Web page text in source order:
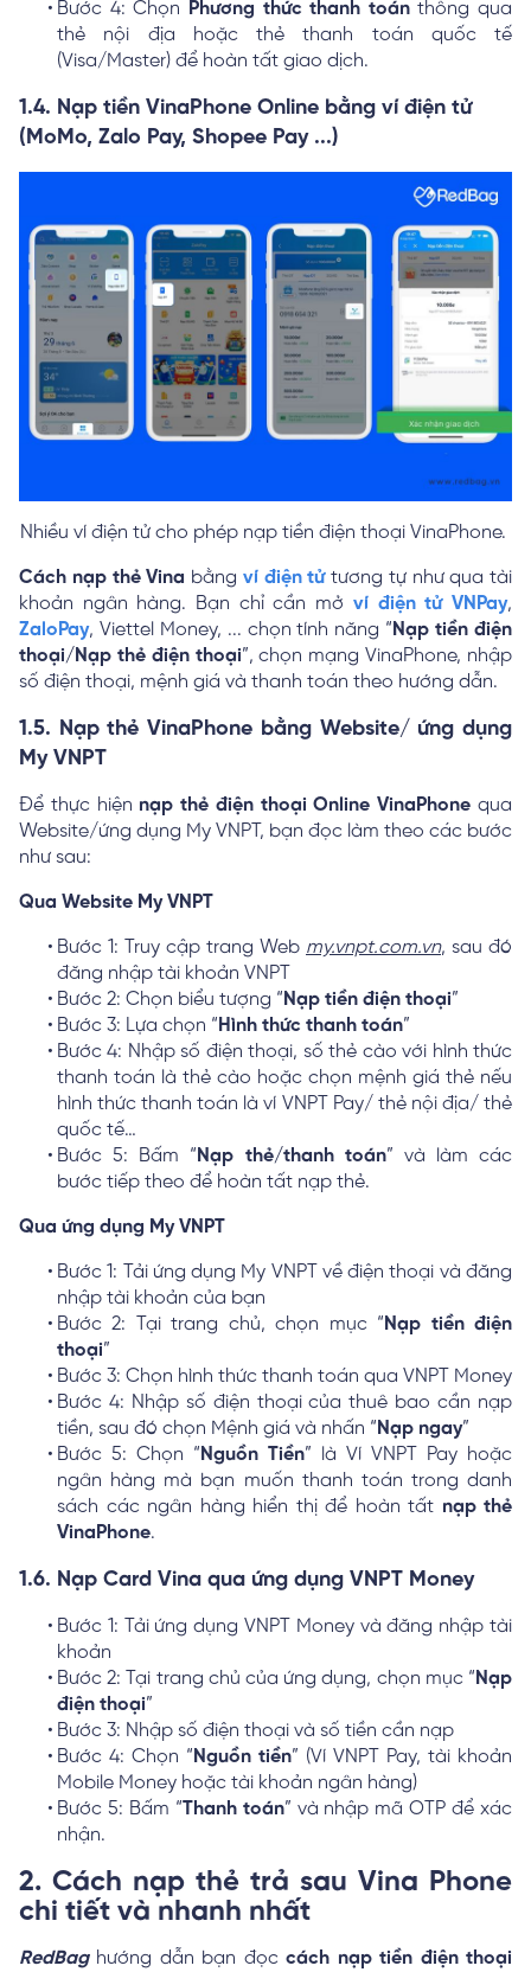
Bước 4: Chọn Phương thức thanh toánthông qua
thẻ nội địa hoặc thẻ thanh toán quốc tế
(Visa/Master) để hoàn tất giao dịch.
1.4. Nạp tiền VinaPhone Online bằng ví điện tử
(MoMo, Zalo Pay, Shopee Pay ...)
Nhiều ví điện tử cho phép nạp tiền điện thoại VinaPhone.
Cách nạp thẻ Vina bằng ví điện tửtương tự như qua tài
khoản ngân hàng. Bạn chỉ cần mở ví điện tử VNPay,
ZaloPay, Viettel Money, ... chọn tính năng “ Nạp tiền điện
thoại/Nạp thẻ điện thoại”, chọn mạng VinaPhone, nhập
số điện thoại, mệnh giá và thanh toán theo hướng dẫn.
1.5. Nạp thẻ VinaPhone bằng Website/ ứng dụng
My VNPT
Để thực hiện nạp thẻ điện thoại Online VinaPhone qua
Website/ứng dụng My VNPT, bạn đọc làm theo các bước
như sau:
Qua Website My VNPT
Bước 1: Truy cập trang Web my.vnpt.com.vn, sau đó
đăng nhập tài khoản VNPT
Bước 2: Chọn biểu tượng “ Nạp tiền điện thoại”
Bước 3: Lựa chọn “ Hình thức thanh toán”
Bước 4: Nhập số điện thoại, số thẻ cào với hình thức
thanh toán là thẻ cào hoặc chọn mệnh giá thẻ nếu
hình thức thanh toán là ví VNPT Pay/ thẻ nội địa/ thẻ
quốc tế…
Bước 5: Bấm “ Nạp thẻ/thanh toán” và làm các
bước tiếp theo để hoàn tất nạp thẻ.
Qua ứng dụng My VNPT
Bước 1: Tải ứng dụng My VNPT về điện thoại và đăng
nhập tài khoản của bạn
Bước 2: Tại trang chủ, chọn mục “ Nạp tiền điện
thoại”
Bước 3: Chọn hình thức thanh toán qua VNPT Money
Bước 4: Nhập số điện thoại của thuê bao cần nạp
tiền, sau đó chọn Mệnh giá và nhấn “ Nạp ngay”
Bước 5: Chọn “ Nguồn Tiền” là Ví VNPT Pay hoặc
ngân hàng mà bạn muốn thanh toán trong danh
sách các ngân hàng hiển thị để hoàn tất nạp thẻ
VinaPhone.
1.6. Nạp Card Vina qua ứng dụng VNPT Money
Bước 1: Tải ứng dụng VNPT Money và đăng nhập tài
khoản
Bước 2: Tại trang chủ của ứng dụng, chọn mục “ Nạp
điện thoại”
Bước 3: Nhập số điện thoại và số tiền cần nạp
Bước 4: Chọn “ Nguồn tiền” (Ví VNPT Pay, tài khoản
Mobile Money hoặc tài khoản ngân hàng)
Bước 5: Bấm “Thanh toán” và nhập mã OTP để xác
nhận.
2. Cách nạp thẻ trả sau Vina Phone
chi tiết và nhanh nhất
RedBaghướng dẫn bạn đọccách nạp tiền điện thoại